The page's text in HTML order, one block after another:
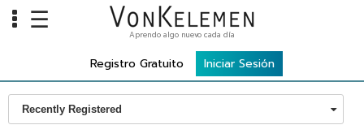
Cursos
☰ Aprendo algo nuevo cada día
Registro Gratuito Iniciar Sesión
Recently Registered